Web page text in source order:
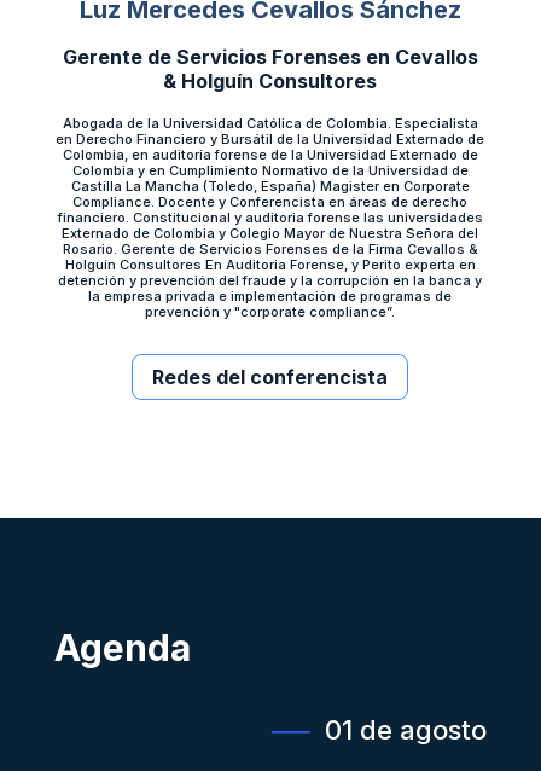
Luz Mercedes Cevallos Sánchez
Gerente de Servicios Forenses en Cevallos
& Holguín Consultores
Abogada de la Universidad Católica de Colombia. Especialista
en Derecho Financiero y Bursátil de la Universidad Externado de
Colombia, en auditoria forense de la Universidad Externado de
Colombia y en Cumplimiento Normativo de la Universidad de
Castilla La Mancha (Toledo, España) Magister en Corporate
Compliance. Docente y Conferencista en áreas de derecho
financiero. Constitucional y auditoria forense las universidades
Externado de Colombia y Colegio Mayor de Nuestra Señora del
Rosario. Gerente de Servicios Forenses de la Firma Cevallos &
Holguín Consultores En Auditoria Forense, y Perito experta en
detención y prevención del fraude y la corrupción en la banca y
la empresa privada e implementación de programas de
prevención y "corporate compliance”.
Redes del conferencista
Agenda
── 01 de agosto